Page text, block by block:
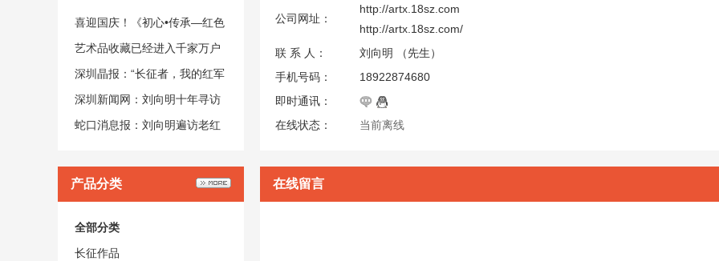
喜迎国庆！《初心•传承—红色
历史文化主题展》盛大开幕
艺术品收藏已经进入千家万户
投资是刚性需求
深圳晶报：“长征者，我的红军
前辈”——刘向明历史主题系列
作品展开启
深圳新闻网：刘向明十年寻访
老红军 画作致敬长征者
蛇口消息报：刘向明遍访老红
产品分类
全部分类
长征作品
公司网址：
http://artx.18sz.com
http://artx.18sz.com/
联 系 人：
刘向明 （先生）
手机号码：
18922874680
即时通讯：
在线状态：
当前离线
在线留言